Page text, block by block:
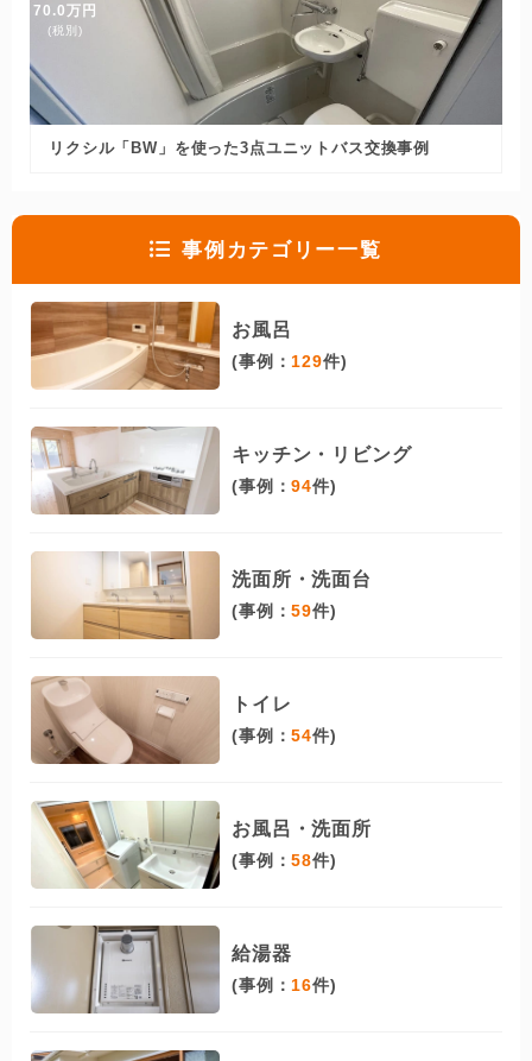
70.0万円
(税別)
リクシル「BW」を使った3点ユニットバス交換事例
事例カテゴリー一覧
お風呂
(事例： 129件)
キッチン・リビング
(事例：94件)
洗面所・洗面台
(事例：59件)
トイレ
(事例：54件)
お風呂・洗面所
(事例：58件)
給湯器
(事例： 16件)